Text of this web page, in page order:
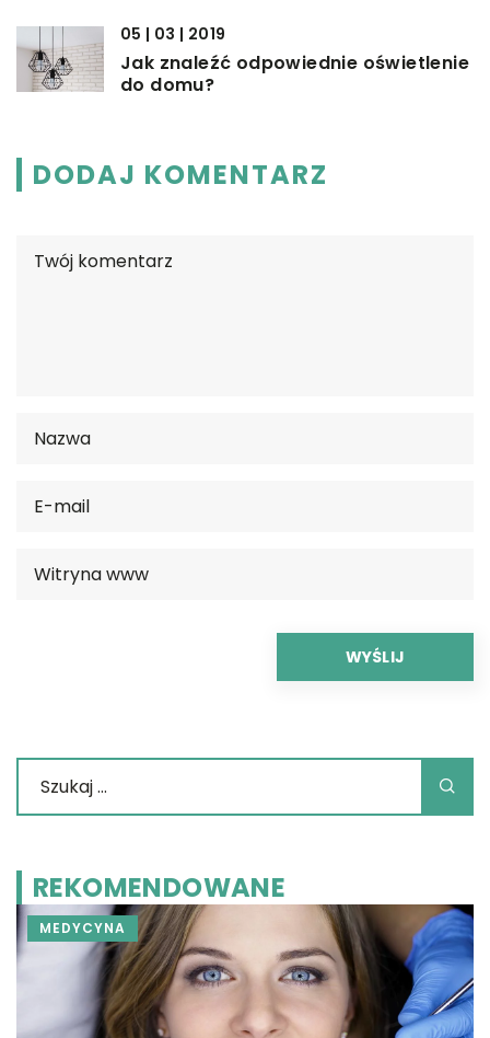
05 | 03 | 2019
Jak znaleźć odpowiednie oświetlenie
do domu?
DODAJ KOMENTARZ
REKOMENDOWANE
MEDYCYNA